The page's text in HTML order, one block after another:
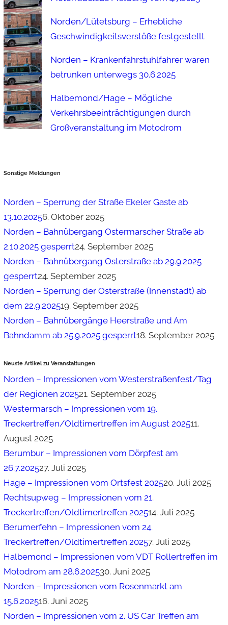
Norden/Lütetsburg – Erhebliche
Geschwindigkeitsverstöße festgestellt
Norden – Krankenfahrstuhlfahrer waren
betrunken unterwegs 30.6.2025
Halbemond/Hage – Mögliche
Verkehrsbeeinträchtigungen durch
Großveranstaltung im Motodrom
Sonstige Meldungen
Norden – Sperrung der Straße Ekeler Gaste ab
13.10.20256. Oktober 2025
Norden – Bahnübergang Ostermarscher Straße ab
2.10.2025 gesperrt24. September 2025
Norden – Bahnübergang Osterstraße ab 29.9.2025
gesperrt24. September 2025
Norden – Sperrung der Osterstraße (Innenstadt) ab
dem 22.9.202519. September 2025
Norden – Bahnübergänge Heerstraße und Am
Bahndamm ab 25.9.2025 gesperrt18. September 2025
Neuste Artikel zu Veranstaltungen
Norden – Impressionen vom Westerstraßenfest/Tag
der Regionen 202521. September 2025
Westermarsch – Impressionen vom 19.
Treckertreffen/Oldtimertreffen im August 202511.
August 2025
Berumbur – Impressionen vom Dörpfest am
26.7.202527. Juli 2025
Hage – Impressionen vom Ortsfest 202520. Juli 2025
Rechtsupweg – Impressionen vom 21.
Treckertreffen/Oldtimertreffen 202514. Juli 2025
Berumerfehn – Impressionen vom 24.
Treckertreffen/Oldtimertreffen 20257. Juli 2025
Halbemond – Impressionen vom VDT Rollertreffen im
Motodrom am 28.6.202530. Juni 2025
Norden – Impressionen vom Rosenmarkt am
15.6.202516. Juni 2025
Norden – Impressionen vom 2. US Car Treffen am